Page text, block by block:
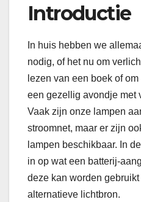
Introductie
In huis hebben we
nodig, of het nu om
lezen van een boek of
een gezellig avondje met
Vaak zijn onze lampen
stroomnet, maar er zijn
lampen beschikbaar. In
in op wat een batterij-
deze kan worden
alternatieve lichtbron.